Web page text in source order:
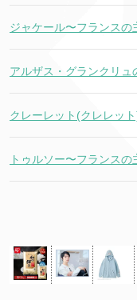
ジャケール〜フランス
アルザス・グランクリュ
クレーレット(クレレッ
トゥルソー〜フランス